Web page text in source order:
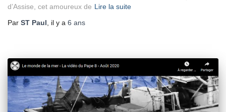
d’Assise, cet amoureux de Lire la suite
Par ST Paul , il y a 6 ans